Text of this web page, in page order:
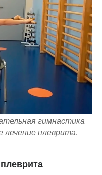
гимнастика
плеврита.